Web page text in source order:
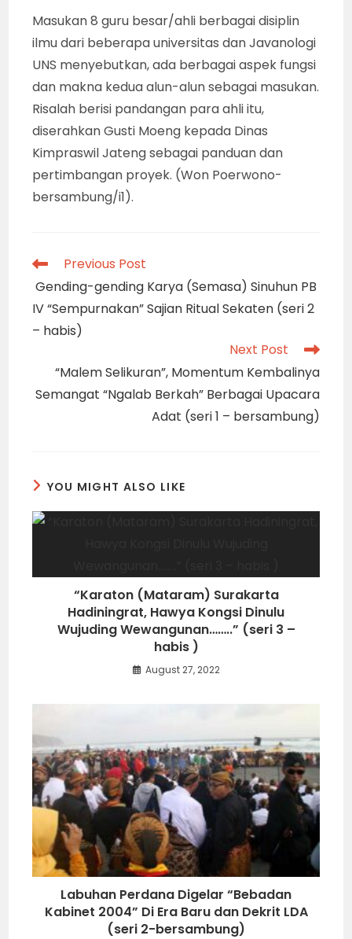
Masukan 8 guru besar/ahli berbagai disiplin
ilmu dari beberapa universitas dan Javanologi
UNS menyebutkan, ada berbagai aspek fungsi
dan makna kedua alun-alun sebagai masukan.
Risalah berisi pandangan para ahli itu,
diserahkan Gusti Moeng kepada Dinas
Kimpraswil Jateng sebagai panduan dan
pertimbangan proyek. (Won Poerwono-
bersambung/i1).
Read
articles
Previous Post
Gending-gending Karya (Semasa) Sinuhun PB
IV “Sempurnakan” Sajian Ritual Sekaten (seri 2
– habis)
Next Post
“Malem Selikuran”, Momentum Kembalinya
Semangat “Ngalab Berkah” Berbagai Upacara
Adat (seri 1 – bersambung)
YOU MIGHT ALSO LIKE
“Karaton (Mataram) Surakarta
Hadiningrat, Hawya Kongsi Dinulu
Wujuding Wewangunan……..” (seri 3 –
habis )
August 27, 2022
Labuhan Perdana Digelar “Bebadan
Kabinet 2004” Di Era Baru dan Dekrit LDA
(seri 2-bersambung)